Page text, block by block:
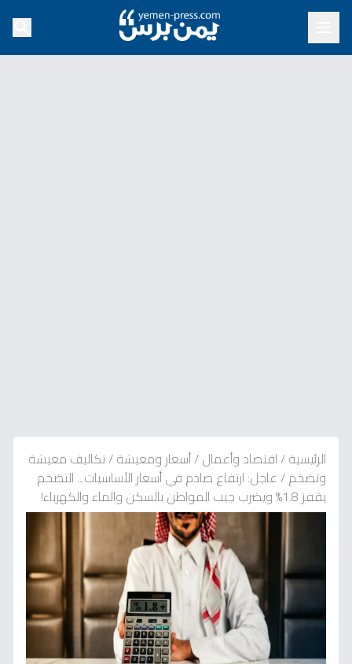
الرئيسية/اقتصاد وأعمال/أسعار ومعيشة/تكاليف معيشة
وتضخم/عاجل: ارتفاع صادم في أسعار الأساسيات... التضخم
يقفز 1.8% ويضرب جيب المواطن بالسكن والماء والكهرباء!